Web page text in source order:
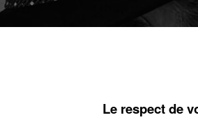
Le respect de